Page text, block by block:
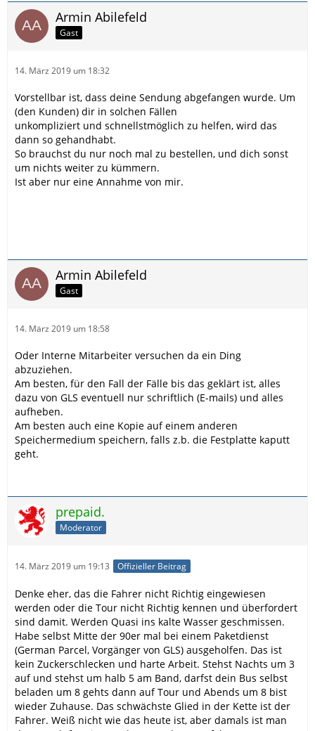
Armin Abilefeld
Gast
14. März 2019 um 18:32
Vorstellbar ist, dass deine Sendung abgefangen wurde. Um
(den Kunden) dir in solchen Fällen
unkompliziert und schnellstmöglich zu helfen, wird das
dann so gehandhabt.
So brauchst du nur noch mal zu bestellen, und dich sonst
um nichts weiter zu kümmern.
Ist aber nur eine Annahme von mir.
Armin Abilefeld
Gast
14. März 2019 um 18:58
Oder Interne Mitarbeiter versuchen da ein Ding
abzuziehen.
Am besten, für den Fall der Fälle bis das geklärt ist, alles
dazu von GLS eventuell nur schriftlich (E-mails) und alles
aufheben.
Am besten auch eine Kopie auf einem anderen
Speichermedium speichern, falls z.b. die Festplatte kaputt
geht.
prepaid.
Moderator
14. März 2019 um 19:13 Offizieller Beitrag
Denke eher, das die Fahrer nicht Richtig eingewiesen
werden oder die Tour nicht Richtig kennen und überfordert
sind damit. Werden Quasi ins kalte Wasser geschmissen.
Habe selbst Mitte der 90er mal bei einem Paketdienst
(German Parcel, Vorgänger von GLS) ausgeholfen. Das ist
kein Zuckerschlecken und harte Arbeit. Stehst Nachts um 3
auf und stehst um halb 5 am Band, darfst dein Bus selbst
beladen um 8 gehts dann auf Tour und Abends um 8 bist
wieder Zuhause. Das schwächste Glied in der Kette ist der
Fahrer. Weiß nicht wie das heute ist, aber damals ist man